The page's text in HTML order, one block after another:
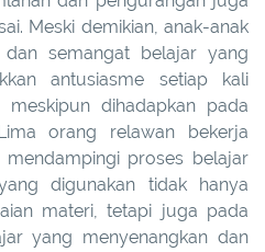
Meski demikian, anak-anak
semangat belajar yang
antusiasme setiap kali
dihadapkan pada
orang relawan bekerja
proses belajar
digunakan tidak hanya
materi, tetapi juga pada
yang menyenangkan dan